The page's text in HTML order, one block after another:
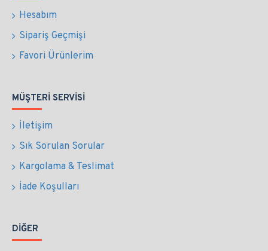
Hesabım
Sipariş Geçmişi
Favori Ürünlerim
MÜŞTERI SERVISI
İletişim
Sık Sorulan Sorular
Kargolama & Teslimat
İade Koşulları
DIĞER